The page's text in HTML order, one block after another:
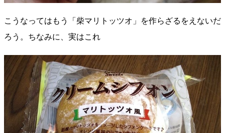
こうなってはもう「柴マリトッツオ」を作らざるをえないだ
ろう。ちなみに、実はこれ